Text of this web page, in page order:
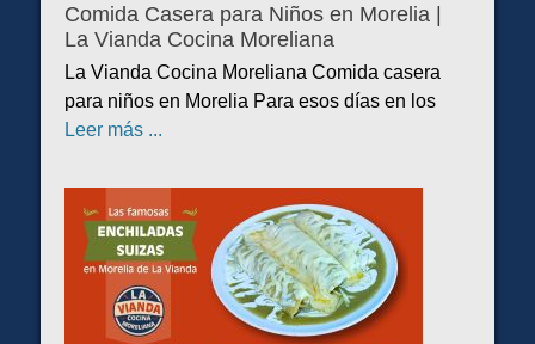
Comida Casera para Niños en Morelia |
La Vianda Cocina Moreliana
La Vianda Cocina Moreliana Comida casera
para niños en Morelia Para esos días en los
Leer más ...